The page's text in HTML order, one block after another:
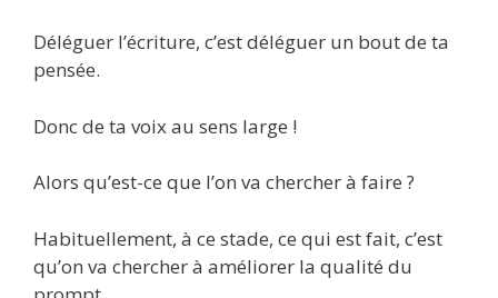
Déléguer l’écriture, c’est déléguer un bout de ta
pensée.
Donc de ta voix au sens large !
Alors qu’est-ce que l’on va chercher à faire ?
Habituellement, à ce stade, ce qui est fait, c’est
qu’on va chercher à améliorer la qualité du